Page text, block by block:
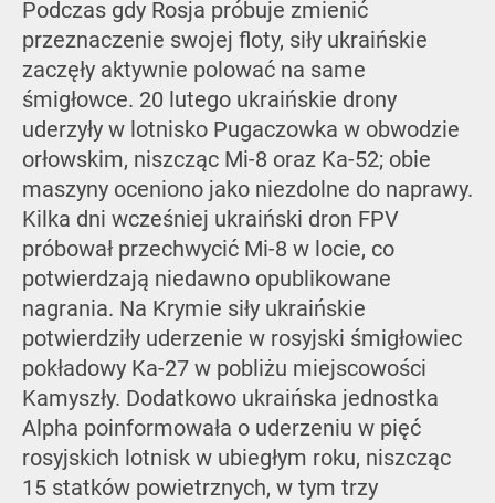
Podczas gdy Rosja próbuje zmienić
przeznaczenie swojej floty, siły ukraińskie
zaczęły aktywnie polować na same
śmigłowce. 20 lutego ukraińskie drony
uderzyły w lotnisko Pugaczowka w obwodzie
orłowskim, niszcząc Mi-8 oraz Ka-52; obie
maszyny oceniono jako niezdolne do naprawy.
Kilka dni wcześniej ukraiński dron FPV
próbował przechwycić Mi-8 w locie, co
potwierdzają niedawno opublikowane
nagrania. Na Krymie siły ukraińskie
potwierdziły uderzenie w rosyjski śmigłowiec
pokładowy Ka-27 w pobliżu miejscowości
Kamyszły. Dodatkowo ukraińska jednostka
Alpha poinformowała o uderzeniu w pięć
rosyjskich lotnisk w ubiegłym roku, niszcząc
15 statków powietrznych, w tym trzy